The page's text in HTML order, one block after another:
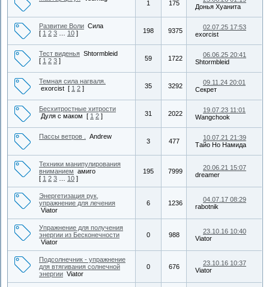
1 175
Донья Хуанита
Развитие Воли Сила
[ 1 2 3 10 ] 198 9375
02.07.25 17:53
exorcist
Тест виденья Shtormbleid
[ 1 2 3 ] 59 1722
06.06.25 20:41
Shtormbleid
Темная сила нагваля.
exorcist [ 1 2 ] 35 3292
09.11.24 20:01
Секрет
Бесхитростные хитрости
Дуля с маком [ 1 2 ] 31 2022
19.07.23 11:01
Wangchook
Пассы ветров . Andrew
3 477
10.07.21 21:39
Тайо Но Намида
Техники манипулирования
вниманием амиго
[ 1 2 3 10 ]
195 7999
20.06.21 15:07
dreamer
Энергетизация рук,
упражнение для лечения
Viator
6 1236
04.07.17 08:29
rabotnik
Упражнение для получения
энергии из Бесконечности
Viator
0 988
23.10.16 10:40
Viator
Подсолнечник - упражнение
для втягивания солнечной
энергии Viator
0 676
23.10.16 10:37
Viator